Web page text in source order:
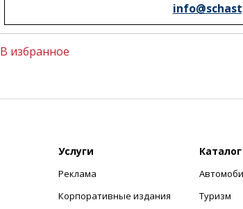
В избранное
Услуги
Реклама
Корпоративные издания
Туризм